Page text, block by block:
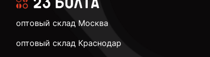
оптовый склад Москва
оптовый склад Краснодар